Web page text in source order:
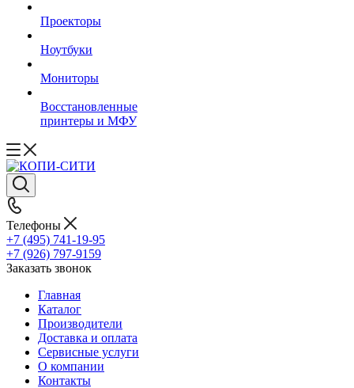
Проекторы
Ноутбуки
Мониторы
Восстановленные
принтеры и МФУ
Телефоны
+7 (495) 741-19-95
+7 (926) 797-9159
Заказать звонок
Главная
Каталог
Производители
Доставка и оплата
Сервисные услуги
О компании
Контакты